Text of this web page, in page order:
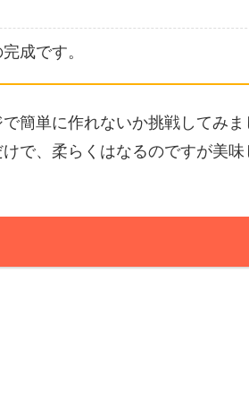
成です。
簡単に作れないか挑戦してみま
で、柔らくはなるのですが美味